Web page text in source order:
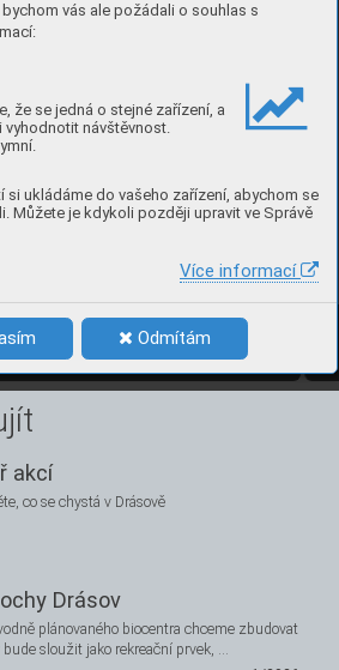
vás ale požádali o souhlas s
že se jedná o stejné zařízení, a
návštěvnost.
si ukládáme do vašeho zařízení, abychom se
Můžete je kdykoli později upravit ve Správě
Více informací
Odmítám
akcí
co se chystá v Drásově
Drásov
plánovaného biocentra chceme zbudovat
sloužit jako rekreační prvek, …